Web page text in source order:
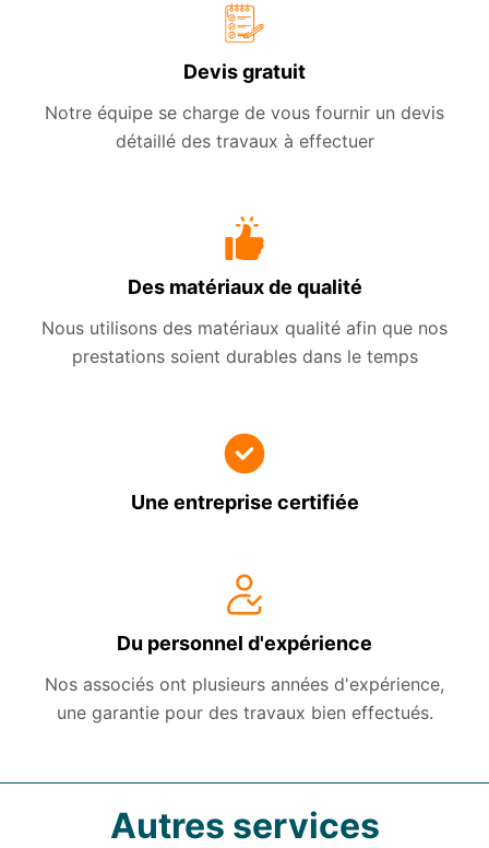
Devis gratuit
Notre équipe se charge de vous fournir un devis
détaillé des travaux à effectuer
Des matériaux de qualité
Nous utilisons des matériaux qualité afin que nos
prestations soient durables dans le temps
Une entreprise certifiée
Du personnel d'expérience
Nos associés ont plusieurs années d'expérience,
une garantie pour des travaux bien effectués.
Autres services